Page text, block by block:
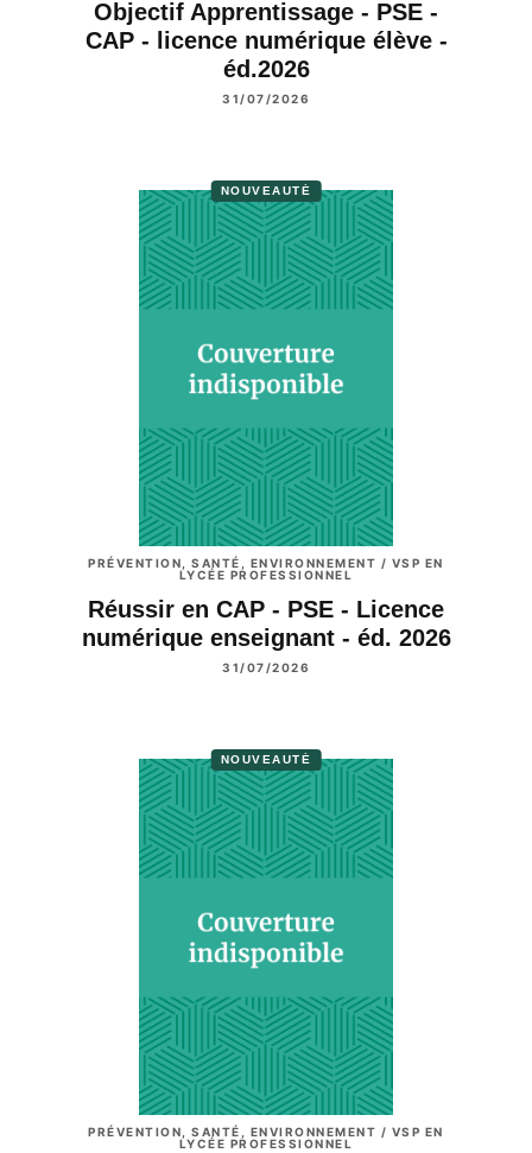
Objectif Apprentissage - PSE -
CAP - licence numérique élève -
éd.2026
31/07/2026
NOUVEAUTÉ
PRÉVENTION, SANTÉ, ENVIRONNEMENT / VSP EN
LYCÉE PROFESSIONNEL
Réussir en CAP - PSE - Licence
numérique enseignant - éd. 2026
31/07/2026
NOUVEAUTÉ
PRÉVENTION, SANTÉ, ENVIRONNEMENT / VSP EN
LYCÉE PROFESSIONNEL